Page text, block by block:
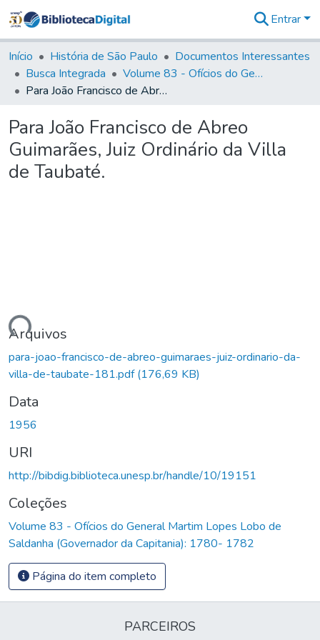
&
Coleções
Tudo na
Biblioteca
Estatísticas
Entrar
Início História de São Paulo
Documentos Interessantes
Busca Integrada
Volume 83 - Ofícios do General Martim Lopes Lobo de Saldanha (Governador da Capitania): 1780- 1782
Para João Francisco de Abreo Guimarães, Juiz Ordinário da Villa de Taubaté.
Para João Francisco de Abreo
Guimarães, Juiz Ordinário da Villa
de Taubaté.
Arquivos
para-joao-francisco-de-abreo-guimaraes-juiz-ordinario-da-
villa-de-taubate-181.pdf(176,69 KB)
Data
1956
URI
http://bibdig.biblioteca.unesp.br/handle/10/19151
Coleções
Volume 83 - Ofícios do General Martim Lopes Lobo de
Saldanha (Governador da Capitania): 1780- 1782
Página do item completo
PARCEIROS